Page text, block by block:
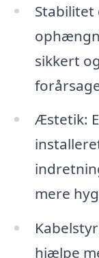
Stabilitet
sikkert
Æstetik:
mere
hjælpe